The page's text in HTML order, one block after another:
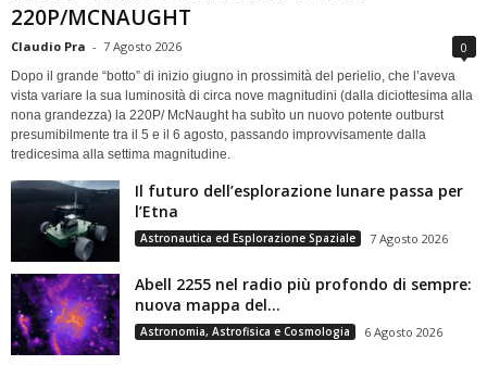
220P/MCNAUGHT
Claudio Pra - 7 Agosto 2026 0
Dopo il grande “botto” di inizio giugno in prossimità del perielio, che l’aveva
vista variare la sua luminosità di circa nove magnitudini (dalla diciottesima alla
nona grandezza) la 220P/ McNaught ha subìto un nuovo potente outburst
presumibilmente tra il 5 e il 6 agosto, passando improvvisamente dalla
tredicesima alla settima magnitudine.
Il futuro dell’esplorazione lunare passa per
l’Etna
Astronautica ed Esplorazione Spaziale 7 Agosto 2026
Abell 2255 nel radio più profondo di sempre:
nuova mappa del...
Astronomia, Astrofisica e Cosmologia 6 Agosto 2026